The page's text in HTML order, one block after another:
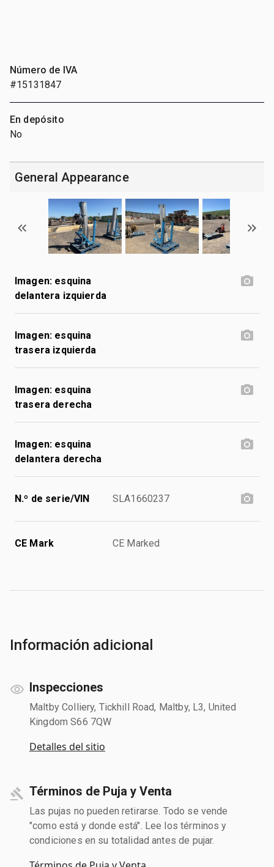
Número de IVA
#15131847
En depósito
No
General Appearance
Imagen: esquina
delantera izquierda
Imagen: esquina
trasera izquierda
Imagen: esquina
trasera derecha
Imagen: esquina
delantera derecha
N.º de serie/VIN SLA1660237
CE Mark CE Marked
Información adicional
Inspecciones
Maltby Colliery, Tickhill Road, Maltby, L3, United
Kingdom S66 7QW
Detalles del sitio
Términos de Puja y Venta
Las pujas no pueden retirarse. Todo se vende
"como está y donde está". Lee los términos y
condiciones en su totalidad antes de pujar.